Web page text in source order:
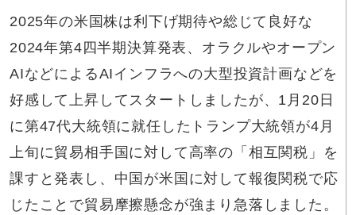
2025年の米国株は利下げ期待や総じて良好な
2024年第4四半期決算発表、オラクルやオープン
AIなどによるAIインフラへの大型投資計画などを
好感して上昇してスタートしましたが、1月20日
に第47代大統領に就任したトランプ大統領が4月
上旬に貿易相手国に対して高率の「相互関税」を
課すと発表し、中国が米国に対して報復関税で応
じたことで貿易摩擦懸念が強まり急落しました。